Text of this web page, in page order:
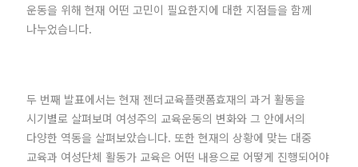
운동을 위해 현재 어떤 고민이 필요한지에 대한 지점들을 함께
나누었습니다.
두 번째 발표에서는 현재 젠더교육플랫폼효재의 과거 활동을
시기별로 살펴보며 여성주의 교육운동의 변화와 그 안에서의
다양한 역동을 살펴보았습니다. 또한 현재의 상황에 맞는 대중
교육과 여성단체 활동가 교육은 어떤 내용으로 어떻게 진행되어야